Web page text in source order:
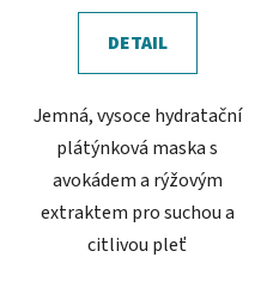
DETAIL
Jemná, vysoce hydratační
plátýnková maska s
avokádem a rýžovým
extraktem pro suchou a
citlivou pleť